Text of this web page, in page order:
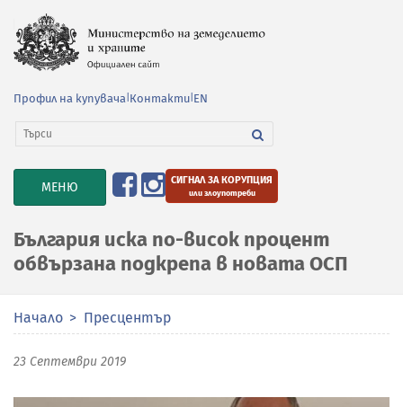
Профил на купувача Контакти EN
TOGGLE
NAVIGATION
МЕНЮ СИГНАЛ ЗА КОРУПЦИЯ
или злоупотреби
България иска по-висок процент
обвързана подкрепа в новата ОСП
Начало Пресцентър
23 Септември 2019